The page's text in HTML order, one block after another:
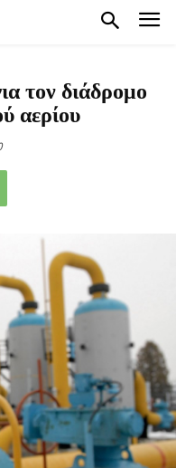
τον διάδρομο
αερίου